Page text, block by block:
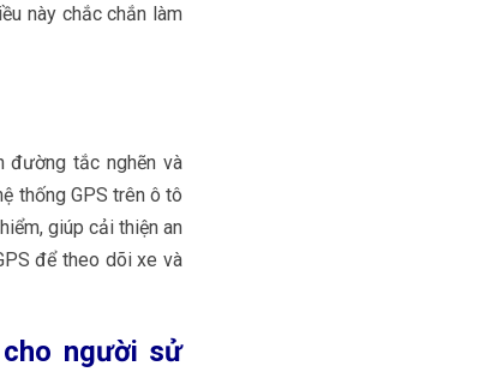
này chắc chắn làm
đường tắc nghẽn và
thống GPS trên ô tô
giúp cải thiện an
để theo dõi xe và
người sử